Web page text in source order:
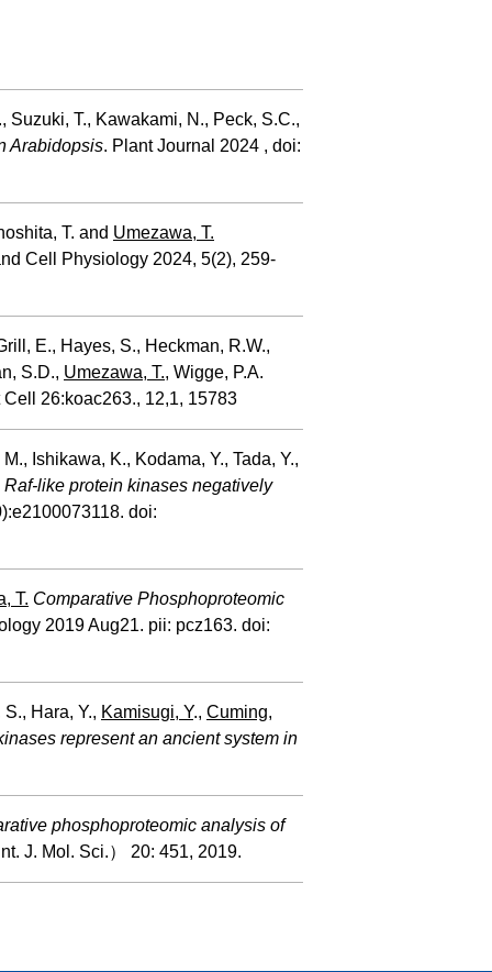
Suzuki, T., Kawakami, N., Peck, S.C.,
Arabidopsis. Plant Journal 2024 , doi:
T. and Umezawa, T.
Cell Physiology 2024, 5(2), 259-
E., Hayes, S., Heckman, R.W.,
S.D., Umezawa, T., Wigge, P.A.
Cell 26:koac263., 12,1, 15783
Ishikawa, K., Kodama, Y., Tada, Y.,
like protein kinases negatively
doi:
T. Comparative Phosphoproteomic
2019 Aug21. pii: pcz163. doi:
Hara, Y., Kamisugi, Y., Cuming,
represent an ancient system in
phosphoproteomic analysis of
J. Mol. Sci.） 20: 451, 2019.